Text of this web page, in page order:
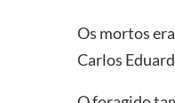
Os mortos
Carlos